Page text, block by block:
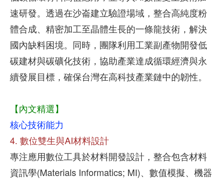
速研發。透過在沙崙建立驗證場域，整合高純度粉
體合成、精密加工至晶體生長的一條龍技術，解決
國內缺料困境。同時，團隊利用工業副產物開發低
碳建材與碳礦化技術，協助產業達成循環經濟與永
續發展目標，確保台灣在高科技產業鏈中的韌性。
【內文精選】
核心技術能力
4. 數位雙生與AI材料設計
專注應用數位工具於材料開發設計，整合包含材料
資訊學(Materials Informatics; MI)、數值模擬、機器